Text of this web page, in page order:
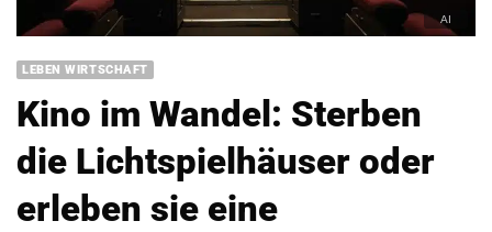
LEBEN WIRTSCHAFT
Kino im Wandel: Sterben
die Lichtspielhäuser oder
erleben sie eine